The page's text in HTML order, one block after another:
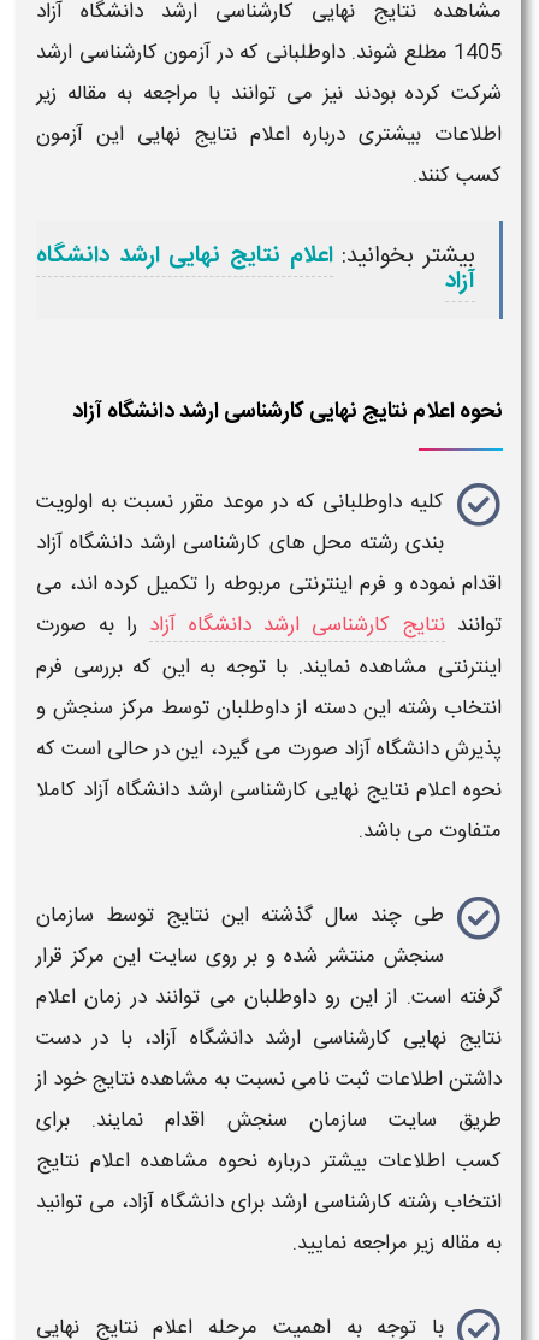
مشاهده نتایج نهایی کارشناسی ارشد دانشگاه آزاد
1405 مطلع شوند. داوطلبانی که درآزمون کارشناسی ارشد
شرکت کرده بودند نیز می توانند با مراجعه به مقاله زیر
اطلاعات بیشتری درباره اعلام نتایج نهایی این آزمون
کسب کنند.
بیشتر بخوانید: اعلام نتایج نهایی ارشد دانشگاه
آزاد
نحوه اعلام نتایج نهایی کارشناسی ارشد دانشگاه آزاد
کلیه داوطلبانی که در موعد مقرر نسبت به اولویت
بندی رشته محل های کارشناسی ارشد دانشگاه آزاد
اقدام نموده و فرم اینترنتی مربوطه را تکمیل کرده اند، می
توانندنتایج کارشناسی ارشد دانشگاه آزاد را به صورت
اینترنتی مشاهده نمایند. با توجه به این که بررسی فرم
انتخاب رشته این دسته از داوطلبان توسط مرکز سنجش و
پذیرشدانشگاه آزاد صورت می گیرد، این در حالی است که
نحوه اعلام نتایج نهایی کارشناسی ارشد دانشگاه آزاد کاملا
متفاوت می باشد.
طی چند سال گذشته این نتایج توسط سازمان
سنجش منتشر شده و بر روی سایت این مرکز قرار
گرفته است. از این رو داوطلبان می توانند در زمان اعلام
نتایج نهایی کارشناسی ارشد دانشگاه آزاد، با در دست
داشتن اطلاعات ثبت نامی نسبت به مشاهدهنتایجخود از
طریق سایت سازمان سنجش اقدام نمایند. برای
کسب اطلاعات بیشتر درباره نحوه مشاهده اعلام نتایج
انتخاب رشته کارشناسی ارشد برایدانشگاه آزاد، می توانید
به مقاله زیر مراجعه نمایید.
با توجه به اهمیت مرحله اعلام نتایج نهایی